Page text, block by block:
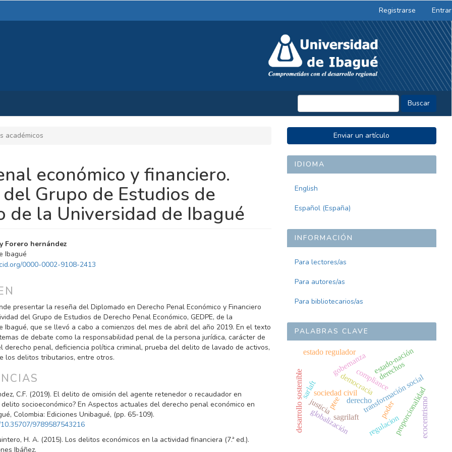
Registrarse Entrar
Buscar
académicos
económico y financiero.
Grupo de Estudios de
de la Universidad de Ibagué
Forero hernández
Ibagué
0000-0002-9108-2413
presentar la reseña del Diplomado en Derecho Penal Económico y Financiero
del Grupo de Estudios de Derecho Penal Económico, GEDPE, de la
Ibagué, que se llevó a cabo a comienzos del mes de abril del año 2019. En el texto
de debate como la responsabilidad penal de la persona jurídica, carácter de
derecho penal, deficiencia política criminal, prueba del delito de lavado de activos,
los delitos tributarios, entre otros.
C.F. (2019). El delito de omisión del agente retenedor o recaudador en
delito socioeconómico? En Aspectos actuales del derecho penal económico en
Colombia: Ediciones Unibagué, (pp. 65-109).
9789587543216
H. A. (2015). Los delitos económicos en la actividad financiera (7.ª ed.).
Ibáñez.
ENVIAR
UN
ARTÍCULO
Enviar un artículo
IDIOMA
English
Español (España)
INFORMACIÓN
Para lectores/as
Para autores/as
Para bibliotecarios/as
PALABRAS CLAVE
sociedad civildemocraciatransformación social
compliance
sarlaft
sagrilaft
ptee proporcionalidad
gobernanza
globalización
estado-nación
desarrollo sostenible ecocentrismo
poder
derechos
estado regulador
regulacion
derecho
justicia